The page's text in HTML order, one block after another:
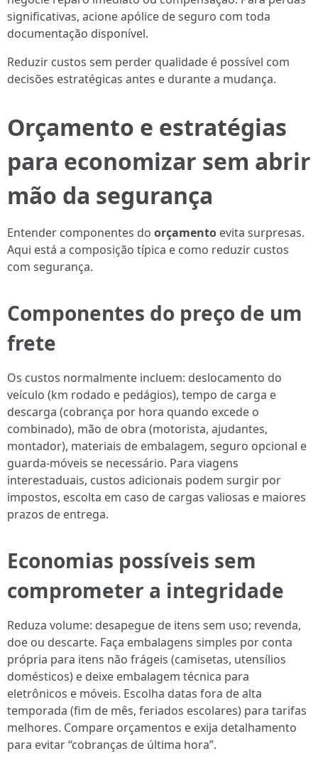
significativas, acione apólice de seguro com toda
documentação disponível.
Reduzir custos sem perder qualidade é possível com
decisões estratégicas antes e durante a mudança.
Orçamento e estratégias
para economizar sem abrir
mão da segurança
Entender componentes do orçamento evita surpresas.
Aqui está a composição típica e como reduzir custos
com segurança.
Componentes do preço de um
frete
Os custos normalmente incluem: deslocamento do
veículo (km rodado e pedágios), tempo de carga e
descarga (cobrança por hora quando excede o
combinado), mão de obra (motorista, ajudantes,
montador), materiais de embalagem, seguro opcional e
guarda-móveis se necessário. Para viagens
interestaduais, custos adicionais podem surgir por
impostos, escolta em caso de cargas valiosas e maiores
prazos de entrega.
Economias possíveis sem
comprometer a integridade
Reduza volume: desapegue de itens sem uso; revenda,
doe ou descarte. Faça embalagens simples por conta
própria para itens não frágeis (camisetas, utensílios
domésticos) e deixe embalagem técnica para
eletrônicos e móveis. Escolha datas fora de alta
temporada (fim de mês, feriados escolares) para tarifas
melhores. Compare orçamentos e exija detalhamento
para evitar “cobranças de última hora”.